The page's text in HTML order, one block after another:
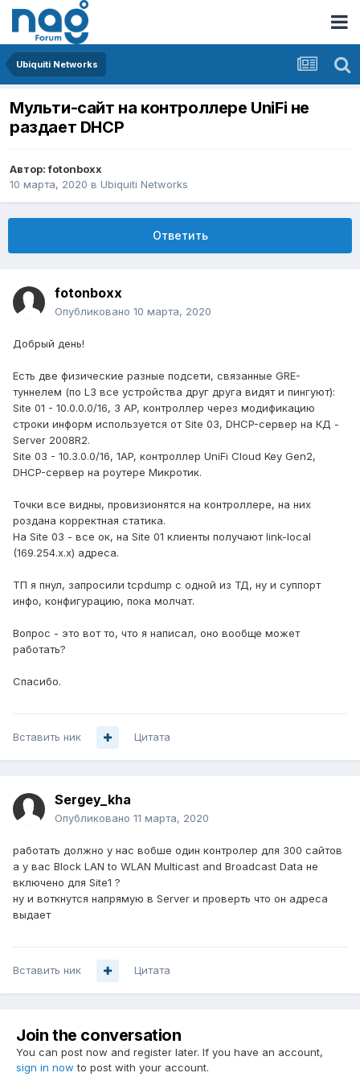
Ubiquiti Networks
Мульти-сайт на контроллере UniFi не
раздает DHCP
Автор:fotonboxx
10 марта, 2020 в Ubiquiti Networks
Ответить
fotonboxx
Опубликовано 10 марта, 2020
Добрый день!
Есть две физические разные подсети, связанные GRE-
туннелем (по L3 все устройства друг друга видят и пингуют):
Site 01 - 10.0.0.0/16, 3 AP, контроллер через модификацию
строки информ используется от Site 03, DHCP-сервер на КД -
Server 2008R2.
Site 03 - 10.3.0.0/16, 1AP, контроллер UniFi Cloud Key Gen2,
DHCP-сервер на роутере Микротик.
Точки все видны, провизионятся на контроллере, на них
роздана корректная статика.
На Site 03 - все ок, на Site 01 клиенты получают link-local
(169.254.х.х) адреса.
ТП я пнул, запросили tcpdump с одной из ТД, ну и суппорт
инфо, конфигурацию, пока молчат.
Вопрос - это вот то, что я написал, оно вообще может
работать?
Спасибо.
Вставить ник Цитата
Sergey_kha
Опубликовано 11 марта, 2020
работать должно у нас вобше один контролер для 300 сайтов
а у вас Block LAN to WLAN Multicast and Broadcast Data не
включено для Site1 ?
ну и воткнутся напрямую в Server и проверть что он адреса
выдает
Вставить ник Цитата
Join the conversation
You can post now and register later. If you have an account,
sign in now to post with your account.